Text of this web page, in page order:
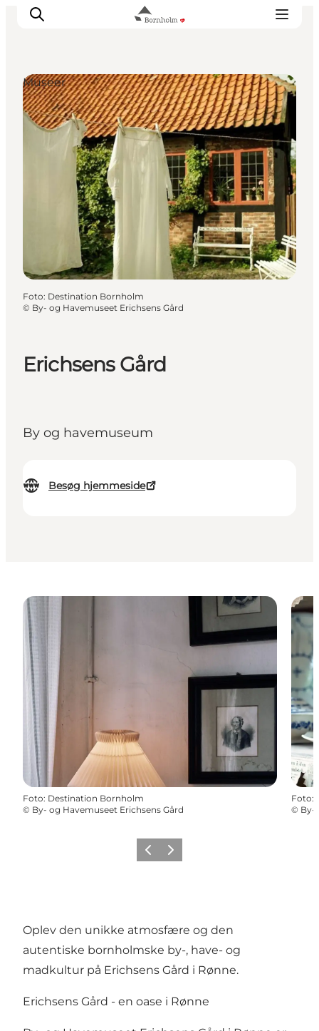
Se & opleve
Kyst & Natur
Smag & sans
Rejse & ferieform
Planlæg din tur
Erichsens Gård
By og havemuseum
Besøg hjemmeside
Museer
Foto: Destination Bornholm
© By- og Havemuseet Erichsens Gård
Foto: Destination Bornholm
© By- og Havemuseet Erichsens Gård
Foto:
© By-
ForrigeNæste
Oplev den unikke atmosfære og den
autentiske bornholmske by-, have- og
madkultur på Erichsens Gård i Rønne.
Erichsens Gård - en oase i Rønne